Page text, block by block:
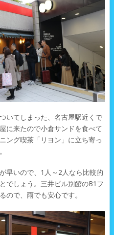
いてしまった、名古屋駅近くで
に来たので小倉サンドを食べて
グ喫茶「リヨン」に立ち寄っ
早いので、1人～2人なら比較的
でしょう。三井ビル別館のB1フ
ので、雨でも安心です。